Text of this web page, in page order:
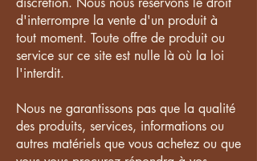
d'interrompre la vente d'un produit à
tout moment. Toute offre de produit ou
service sur ce site est nulle là où la loi
l'interdit.
Nous ne garantissons pas que la qualité
des produits, services, informations ou
autres matériels que vous achetez ou que